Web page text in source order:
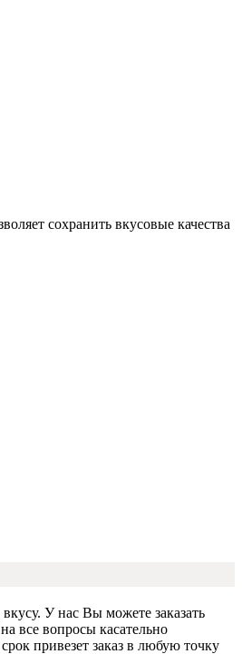
сохранить вкусовые качества
У нас Вы можете заказать
все вопросы касательно
привезет заказ в любую точку